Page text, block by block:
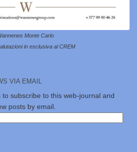
Monte Carlo
in esclusiva al CREM
VIA EMAIL
subscribe to this web-journal and
posts by email.